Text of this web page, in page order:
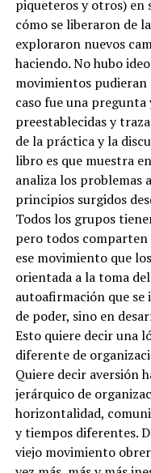
piqueteros y otros) en
cómo se liberaron de
exploraron nuevos
haciendo. No hubo
movimientos
caso fue una
preestablecidas y
de la práctica y la
libro es que muestra
analiza los problemas
principios surgidos
Todos los grupos
pero todos comparten
ese movimiento que
orientada a la toma
autoafirmación que se
de poder, sino en
Esto quiere decir una
diferente de
Quiere decir aversión
jerárquico de
horizontalidad,
y tiempos diferentes.
viejo movimiento